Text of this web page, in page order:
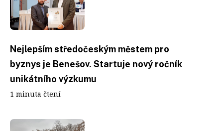
Nejlepším středočeským městem pro
byznys je Benešov. Startuje nový ročník
unikátního výzkumu
1 minuta čtení